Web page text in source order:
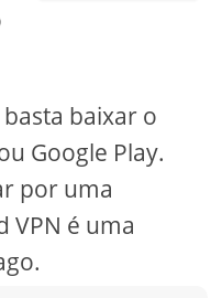
baixar o
Google Play.
por uma
VPN é uma